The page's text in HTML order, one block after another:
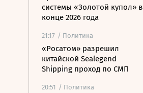
системы «Золотой купол» в
конце 2026 года
21:17 / Политика
«Росатом» разрешил
китайской Sealegend
Shipping проход по СМП
20:51 / Политика